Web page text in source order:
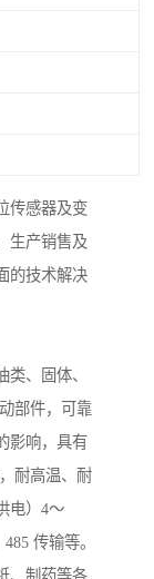
传感器及变
生产销售及
的技术解决
、固体、
部件，可靠
影响，具有
耐高温、耐
电）4～
传输等。